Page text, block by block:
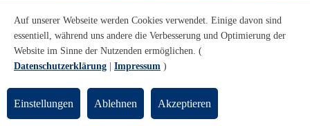
Auf unserer Webseite werden Cookies verwendet. Einige davon sind
essentiell, während uns andere die Verbesserung und Optimierung der
Website im Sinne der Nutzenden ermöglichen. (
Datenschutzerklärung
Impressum )
Einstellungen Ablehnen Akzeptieren